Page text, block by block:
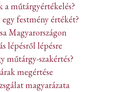
műtárgyértékelés?
festmény értékét?
Magyarországon
lépésről lépésre
műtárgy-szakértés?
megértése
magyarázata